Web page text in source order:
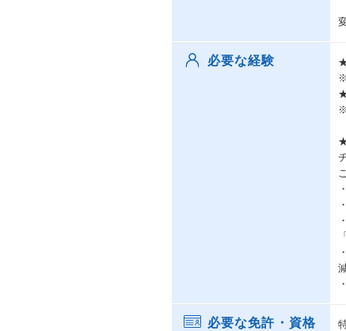
必要な経験
必要な免許・資格